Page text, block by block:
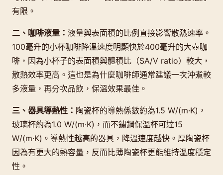
有限。
二、咖啡液量： 液量與表面積的比例直接影響散熱速率。
100毫升的小杯咖啡降溫速度明顯快於400毫升的大壺咖
啡，因為小杯子的表面積與體積比（SA/V ratio）較大，
散熱效率更高。這也是為什麼咖啡師通常建議一次沖煮較
多液量，再分次品飲，保溫效果最佳。
三、器具導熱性： 陶瓷杯的導熱係數約為1.5 W/(m·K)，
玻璃杯約為1.0 W/(m·K)，而不鏽鋼保溫杯可達15
W/(m·K)。導熱性越高的器具，降溫速度越快。厚陶瓷杯
因為有更大的熱容量，反而比薄陶瓷杯更能維持溫度穩定
性。